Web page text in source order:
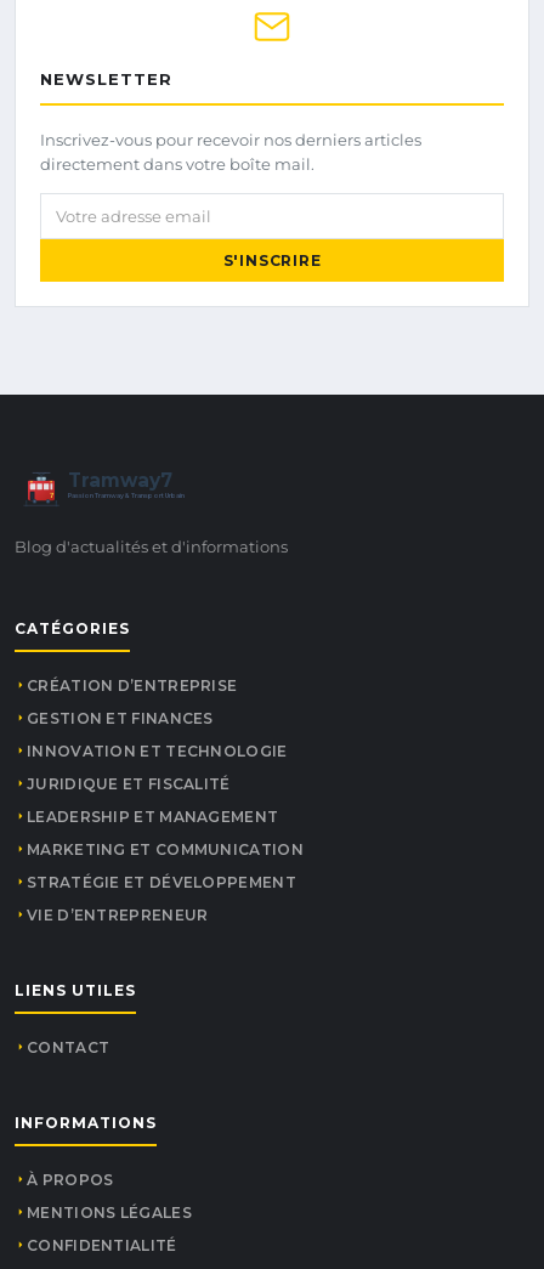
NEWSLETTER
Inscrivez-vous pour recevoir nos derniers articles
directement dans votre boîte mail.
Votre adresse email
S'INSCRIRE
7
Tramway7
Passion Tramway & Transport Urbain
Blog d'actualités et d'informations
CATÉGORIES
CRÉATION D’ENTREPRISE
GESTION ET FINANCES
INNOVATION ET TECHNOLOGIE
JURIDIQUE ET FISCALITÉ
LEADERSHIP ET MANAGEMENT
MARKETING ET COMMUNICATION
STRATÉGIE ET DÉVELOPPEMENT
VIE D’ENTREPRENEUR
LIENS UTILES
CONTACT
INFORMATIONS
À PROPOS
MENTIONS LÉGALES
CONFIDENTIALITÉ